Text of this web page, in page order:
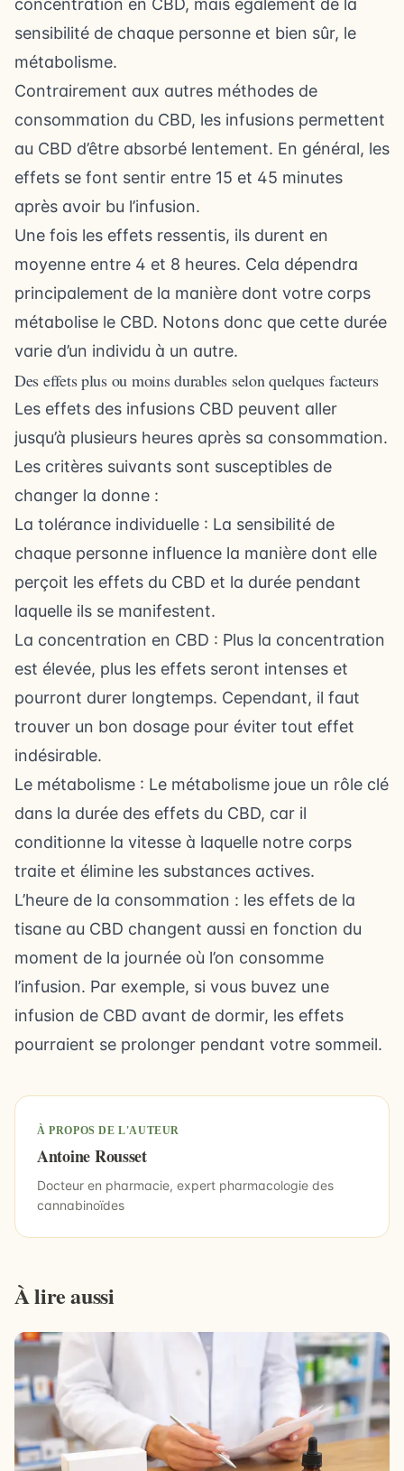
concentration en CBD, mais également de la
sensibilité de chaque personne et bien sûr, le
métabolisme.
Contrairement aux autres méthodes de
consommation du CBD, les infusions permettent
au CBD d’être absorbé lentement. En général, les
effets se font sentir entre 15 et 45 minutes
après avoir bu l’infusion.
Une fois les effets ressentis, ils durent en
moyenne entre 4 et 8 heures. Cela dépendra
principalement de la manière dont votre corps
métabolise le CBD. Notons donc que cette durée
varie d’un individu à un autre.
Des effets plus ou moins durables selon quelques facteurs
Les effets des infusions CBD peuvent aller
jusqu’à plusieurs heures après sa consommation.
Les critères suivants sont susceptibles de
changer la donne :
La tolérance individuelle : La sensibilité de
chaque personne influence la manière dont elle
perçoit les effets du CBD et la durée pendant
laquelle ils se manifestent.
La concentration en CBD : Plus la concentration
est élevée, plus les effets seront intenses et
pourront durer longtemps. Cependant, il faut
trouver un bon dosage pour éviter tout effet
indésirable.
Le métabolisme : Le métabolisme joue un rôle clé
dans la durée des effets du CBD, car il
conditionne la vitesse à laquelle notre corps
traite et élimine les substances actives.
L’heure de la consommation : les effets de la
tisane au CBD changent aussi en fonction du
moment de la journée où l’on consomme
l’infusion. Par exemple, si vous buvez une
infusion de CBD avant de dormir, les effets
pourraient se prolonger pendant votre sommeil.
À PROPOS DE L'AUTEUR
Antoine Rousset
Docteur en pharmacie, expert pharmacologie des
cannabinoïdes
À lire aussi